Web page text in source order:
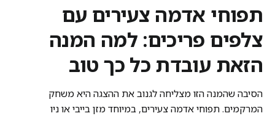
תפוחי אדמה צעירים עם
צלפים פריכים: למה המנה
הזאת עובדת כל כך טוב
הסיבה שהמנה הזו מצליחה לגנוב את ההצגה היא משחק
המרקמים. תפוחי אדמה צעירים, במיוחד מזן בייבי או ניו